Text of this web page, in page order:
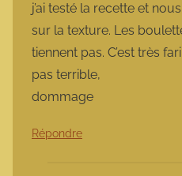
j’ai testé la recette et
sur la texture. Les
tiennent pas. C’est très
pas terrible,
dommage
Répondre